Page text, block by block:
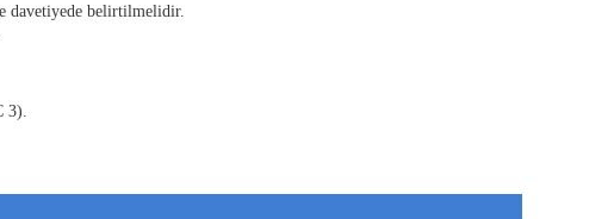
davetiyede belirtilmelidir.
3).